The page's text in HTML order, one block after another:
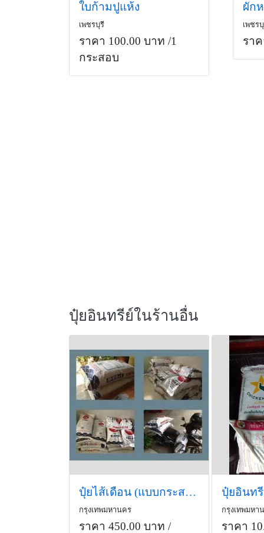
ใบก้ามปูแห้ง
เพชรบุรี
ราคา 100.00 บาท /1
กระสอบ
ผัก
เพชร
รา
ปุ๋ยอินทรีย์ในร้านอื่น
ปุ๋ยไส้เดือน (แบบกระสอบ) กระสอบละ 25 ก.ก
กรุงเทพมหานคร
ราคา 450.00 บาท /
ปุ๋ยอินท
กรุงเทพมหา
ราคา